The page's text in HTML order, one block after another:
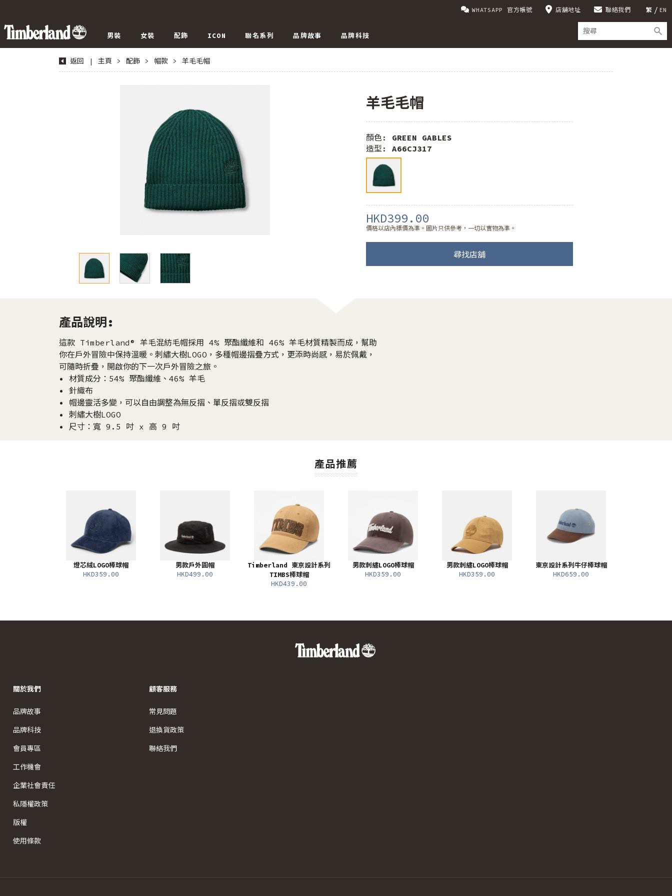
繁 EN
WHATSAPP 官方帳號 店舖地址 聯絡我們
男裝 女裝 配飾 ICON 聯名系列 品牌故事 品牌科技
返回 | 主頁 > 配飾 > 帽款 > 羊毛毛帽
羊毛毛帽
顏色: GREEN GABLES
造型: A66CJ317
HKD399.00
價格以店內標價為準。圖片只供參考，一切以實物為準。
尋找店舖
產品說明:
這款 Timberland® 羊毛混紡毛帽採用 4% 聚酯纖維和 46% 羊毛材質精製而成，幫助
你在戶外冒險中保持溫暖。刺繡大樹LOGO，多種帽邊摺疊方式，更添時尚感，易於佩戴，
可隨時折疊，開啟你的下一次戶外冒險之旅。
• 材質成分：54% 聚酯纖維、46% 羊毛
• 針織布
• 帽邊靈活多變，可以自由調整為無反摺、單反摺或雙反摺
• 刺繡大樹LOGO
• 尺寸：寬 9.5 吋 x 高 9 吋
產品推薦
燈芯絨LOGO棒球帽
HKD359.00
男款戶外圓帽
HKD499.00
Timberland 東京設計系列
TIMBS棒球帽
HKD439.00
男款刺繡LOGO棒球帽
HKD359.00
男款刺繡LOGO棒球帽
HKD359.00
東京設計系列牛仔棒球帽
HKD659.00
關於我們
品牌故事
品牌科技
會員專區
工作機會
企業社會責任
私隱權政策
版權
使用條款
顧客服務
常見問題
退換貨政策
聯絡我們